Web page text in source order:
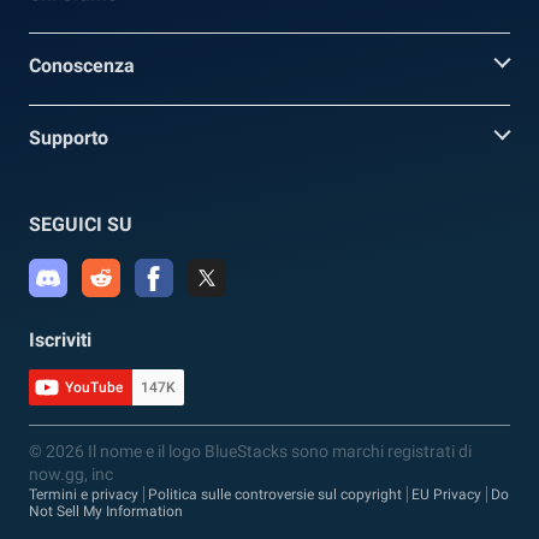
Conoscenza
Supporto
SEGUICI SU
Iscriviti
YouTube 147K
© 2026 Il nome e il logo BlueStacks sono marchi registrati di
now.gg, inc
Termini e privacy Politica sulle controversie sul copyright EU Privacy
Do
Not Sell My Information